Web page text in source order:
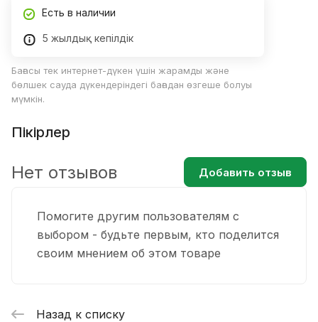
Есть в наличии
5 жылдық кепілдік
Бағасы тек интернет-дүкен үшін жарамды және
бөлшек сауда дүкендеріндегі бағадан өзгеше болуы
мүмкін.
Пікірлер
Помогите другим пользователям с
выбором - будьте первым, кто поделится
своим мнением об этом товаре
Нет отзывов Добавить отзыв
Назад к списку